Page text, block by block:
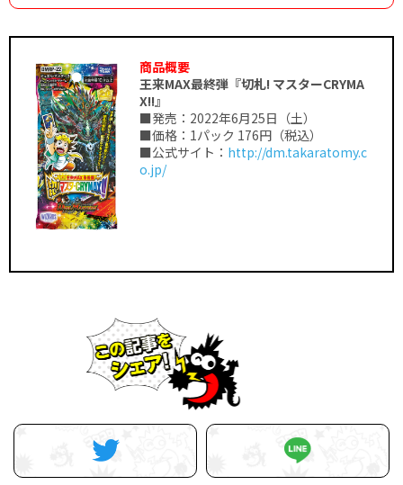
商品概要
王来MAX最終弾『切札! マスターCRYMA
X!!』
■発売：2022年6月25日（土）
■価格：1パック 176円（税込）
■公式サイト： http://dm.takaratomy.c
o.jp/